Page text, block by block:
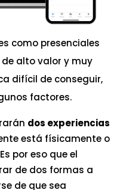
como presenciales
de alto valor y muy
difícil de conseguir,
factores.
dos experiencias
está físicamente o
por eso que el
de dos formas a
de que sea